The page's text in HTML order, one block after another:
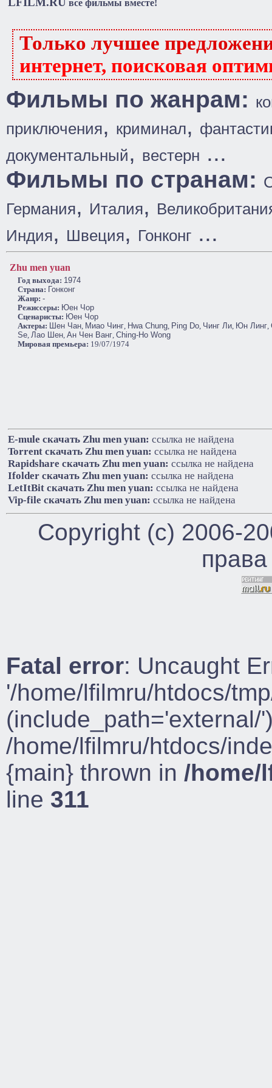
все фильмы вместе!
Только лучшее
интернет, поисковая
Фильмы по жанрам:
приключения, криминал,
документальный, вестерн ...
Фильмы по странам:
Германия, Италия,
Индия, Швеция, Гонконг ...
Zhu men yuan
Год выхода: 1974
Cтрана:
Гонконг
Жанр: -
Режиссеры: Юен Чор
Сценаристы: Юен Чор
Актеры: Шен Чан, Миао Чинг, Hwa Chung, Ping Do, Чинг Ли, Юн Линг,
Se, Лао Шен, Ан Чен Ванг, Ching-Ho Wong
Мировая премьера: 19/07/1974
E-mule cкачать Zhu men yuan: ссылка не найдена
Torrent cкачать Zhu men yuan: ссылка не найдена
Rapidshare cкачать Zhu men yuan: ссылка не найдена
Ifolder cкачать Zhu men yuan: ссылка не найдена
LetItBit cкачать Zhu men yuan: ссылка не найдена
Vip-file cкачать Zhu men yuan: ссылка не найдена
Copyright (c) 2006-
Fatal error: Uncaught
'/home/lfilmru/htdocs/
(include_path='external/
/home/lfilmru/htdocs/
{main} thrown in /home/
line 311